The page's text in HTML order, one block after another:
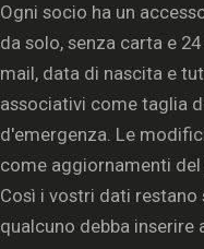
Ogni socio ha un
da solo, senza carta e
mail, data di nascita e
associativi come taglia
d'emergenza. Le
come aggiornamenti
Così i vostri dati
qualcuno debba